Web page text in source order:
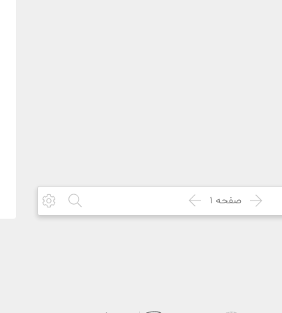
صفحه 1